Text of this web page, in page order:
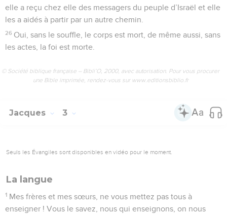
elle a reçu chez elle des messagers du peuple d’Israël et elle
les a aidés à partir par un autre chemin.
26 Oui, sans le souffle, le corps est mort, de même aussi, sans
les actes, la foi est morte.
© Société biblique française – Bibli’O, 2000, avec autorisation. Pour vous procurer
une Bible imprimée, rendez-vous sur www.editionsbiblio.fr
Jacques 3
Seuls les Évangiles sont disponibles en vidéo pour le moment.
La langue
1 Mes frères et mes sœurs, ne vous mettez pas tous à
enseigner ! Vous le savez, nous qui enseignons, on nous